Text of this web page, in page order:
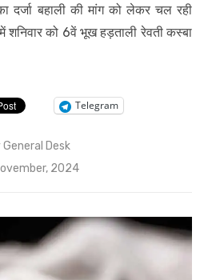
दर्जा बहाली की मांग को लेकर चल रही
को 6वें भूख हड़ताली रेवती कस्बा
Telegram
General Desk
2024